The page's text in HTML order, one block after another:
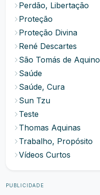
Perdão, Libertação
Proteção
Proteção Divina
René Descartes
São Tomás de Aquino
Saúde
Saúde, Cura
Sun Tzu
Teste
Thomas Aquinas
Trabalho, Propósito
Vídeos Curtos
PUBLICIDADE